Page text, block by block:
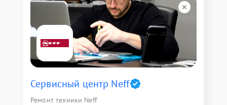
Сервисный центр Neff
Ремонт техники Neff